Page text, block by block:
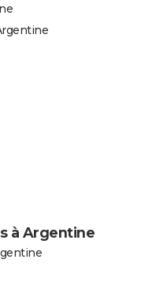
à Argentine